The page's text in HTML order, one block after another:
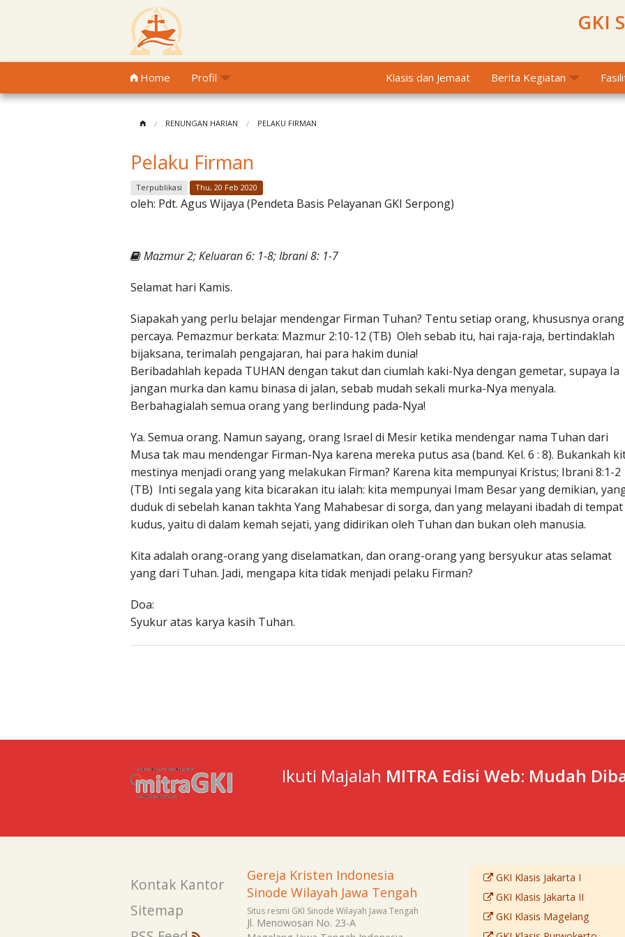
GKI
Home Profil Klasis dan Jemaat Berita Kegiatan
RENUNGAN HARIAN PELAKU FIRMAN
Pelaku Firman
Terpublikasi Thu, 20 Feb 2020
oleh: Pdt. Agus Wijaya (Pendeta Basis Pelayanan GKI Serpong)
Mazmur 2; Keluaran 6: 1-8; Ibrani 8: 1-7
Selamat hari Kamis.
Siapakah yang perlu belajar mendengar Firman Tuhan? Tentu setiap orang, khususnya orang
percaya. Pemazmur berkata: Mazmur 2:10-12 (TB) Oleh sebab itu, hai raja-raja, bertindaklah
bijaksana, terimalah pengajaran, hai para hakim dunia!
Beribadahlah kepada TUHAN dengan takut dan ciumlah kaki-Nya dengan gemetar, supaya Ia
jangan murka dan kamu binasa di jalan, sebab mudah sekali murka-Nya menyala.
Berbahagialah semua orang yang berlindung pada-Nya!
Ya. Semua orang. Namun sayang, orang Israel di Mesir ketika mendengar nama Tuhan dari
Musa tak mau mendengar Firman-Nya karena mereka putus asa (band. Kel. 6 : 8). Bukankah
mestinya menjadi orang yang melakukan Firman? Karena kita mempunyai Kristus; Ibrani 8:1-2
(TB) Inti segala yang kita bicarakan itu ialah: kita mempunyai Imam Besar yang demikian,
duduk di sebelah kanan takhta Yang Mahabesar di sorga, dan yang melayani ibadah di tempat
kudus, yaitu di dalam kemah sejati, yang didirikan oleh Tuhan dan bukan oleh manusia.
Kita adalah orang-orang yang diselamatkan, dan orang-orang yang bersyukur atas selamat
yang dari Tuhan. Jadi, mengapa kita tidak menjadi pelaku Firman?
Doa:
Syukur atas karya kasih Tuhan.
Ikuti Majalah MITRA Edisi Web: Mudah
Kontak Kantor
Sitemap
Gereja Kristen Indonesia
Sinode Wilayah Jawa Tengah
Situs resmi GKI Sinode Wilayah Jawa Tengah
Jl. Menowosari No. 23-A
GKI Klasis Jakarta I
GKI Klasis Jakarta II
GKI Klasis Magelang